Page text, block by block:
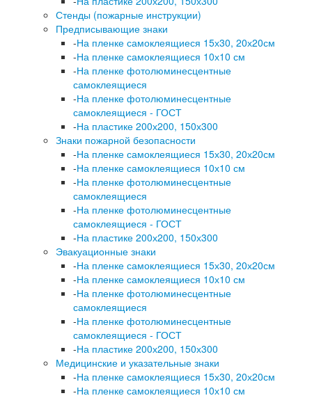
Стенды (пожарные инструкции)
Предписывающие знаки
-На пленке самоклеящиеся 15х30, 20х20см
-На пленке самоклеящиеся 10х10 см
-На пленке фотолюминесцентные
самоклеящиеся
-На пленке фотолюминесцентные
самоклеящиеся - ГОСТ
-На пластике 200х200, 150х300
Знаки пожарной безопасности
-На пленке самоклеящиеся 15х30, 20х20см
-На пленке самоклеящиеся 10х10 см
-На пленке фотолюминесцентные
самоклеящиеся
-На пленке фотолюминесцентные
самоклеящиеся - ГОСТ
-На пластике 200х200, 150х300
Эвакуационные знаки
-На пленке самоклеящиеся 15х30, 20х20см
-На пленке самоклеящиеся 10х10 см
-На пленке фотолюминесцентные
самоклеящиеся
-На пленке фотолюминесцентные
самоклеящиеся - ГОСТ
-На пластике 200х200, 150х300
Медицинские и указательные знаки
-На пленке самоклеящиеся 15х30, 20х20см
-На пленке самоклеящиеся 10х10 см